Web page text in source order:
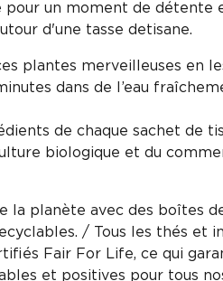
pour un moment de détente
d'une tasse detisane.
plantes merveilleuses en
dans de l’eau
de chaque sachet de
biologique et du
la planète avec des boîtes
/ Tous les thés et
Fair For Life, ce qui
et positives pour tous